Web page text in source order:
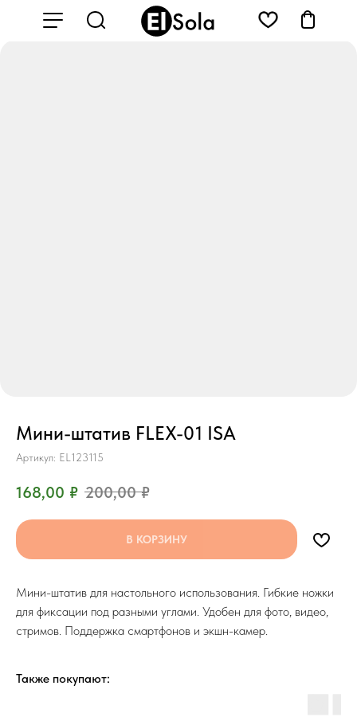
Мини-штатив FLEX-01 ISA
Артикул: EL123115
168,00 ₽ 200,00 ₽
В КОРЗИНУ
Мини-штатив для настольного использования. Гибкие ножки
для фиксации под разными углами. Удобен для фото, видео,
стримов. Поддержка смартфонов и экшн-камер.
Также покупают: